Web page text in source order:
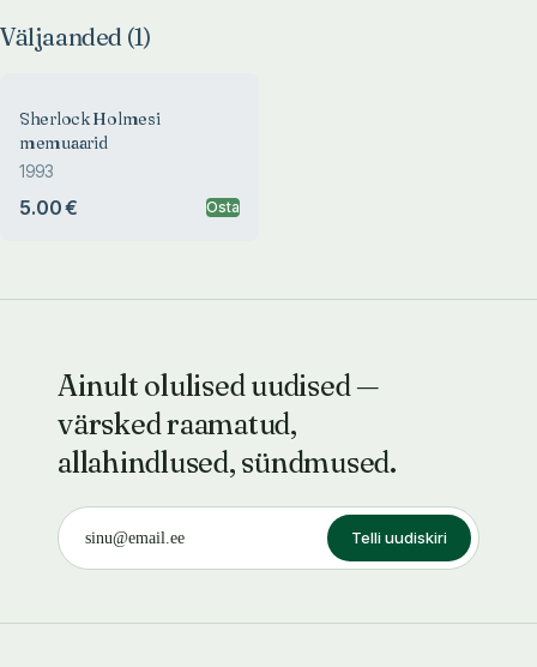
Väljaanded (1)
Sherlock Holmesi
memuaarid
1993
5.00 € Osta
Ainult olulised uudised —
värsked raamatud,
allahindlused, sündmused.
Telli uudiskiri